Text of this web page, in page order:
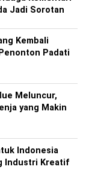
Jadi Sorotan
Kembali
Padati
Meluncur,
yang Makin
Indonesia
Industri Kreatif